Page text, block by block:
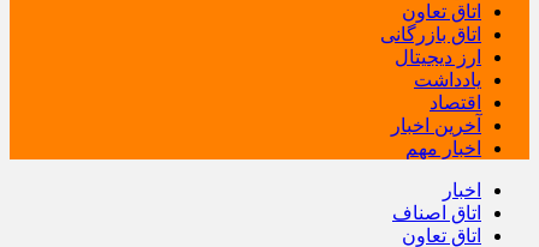
اتاق تعاون
اتاق بازرگانی
ارز دیجیتال
یادداشت
اقتصاد
آخرین اخبار
اخبار مهم
اخبار
اتاق اصناف
اتاق تعاون